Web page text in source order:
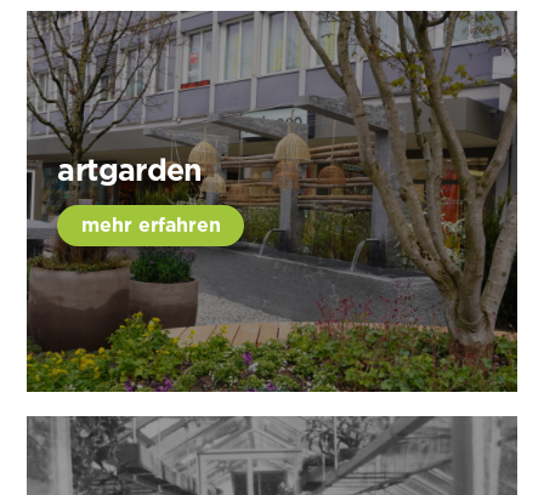
artgarden
mehr erfahren